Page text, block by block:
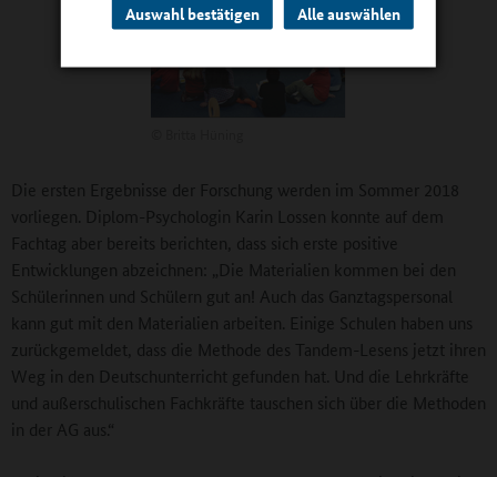
Auswahl bestätigen Alle auswählen
Die ersten Ergebnisse der Forschung werden im Sommer 2018
vorliegen. Diplom-Psychologin Karin Lossen konnte auf dem
Fachtag aber bereits berichten, dass sich erste positive
Entwicklungen abzeichnen: „Die Materialien kommen bei den
Schülerinnen und Schülern gut an! Auch das Ganztagspersonal
kann gut mit den Materialien arbeiten. Einige Schulen haben uns
zurückgemeldet, dass die Methode des Tandem-Lesens jetzt ihren
Weg in den Deutschunterricht gefunden hat. Und die Lehrkräfte
und außerschulischen Fachkräfte tauschen sich über die Methoden
in der AG aus.“